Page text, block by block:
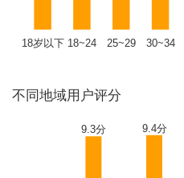
18岁以下 18~24 25~29 30~34
不同地域用户评分
9.3分 9.4分